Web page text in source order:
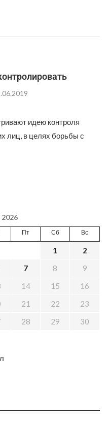
идею контроля
лиц, в целях борьбы с
2026
Пт Сб Вс
1
2
7 8
9
14 15
16
21 22
23
28 29
30